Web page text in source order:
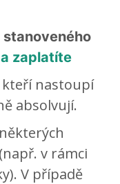
stanoveného
zaplatíte
kteří nastoupí
absolvují.
v rámci
V případě